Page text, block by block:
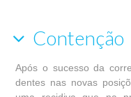
Contenção
Após o sucesso da
dentes nas novas